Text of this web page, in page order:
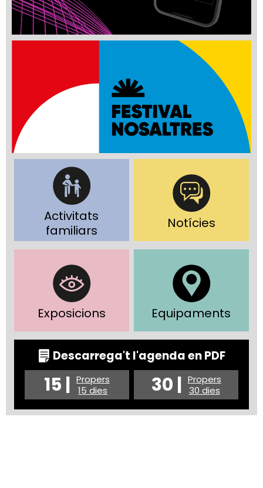
Activitats
familiars
Notícies
Exposicions Equipaments
Descarrega't l'agenda en PDF
15 | Propers
15 dies
30 | Propers
30 dies